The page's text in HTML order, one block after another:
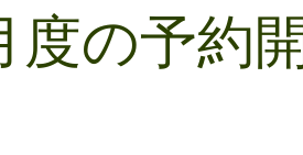
度の予約